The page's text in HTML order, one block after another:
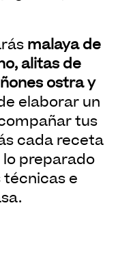
malaya de
alitas de
ostra y
elaborar un
tus
cada receta
lo preparado
técnicas e